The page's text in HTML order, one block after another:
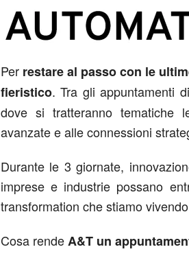
Per restare al passo con le
fieristico. Tra gli appuntamenti
dove si tratteranno tematiche
avanzate e alle connessioni
Durante le 3 giornate,
imprese e industrie possano
transformation che stiamo
Cosa rendeA&T un